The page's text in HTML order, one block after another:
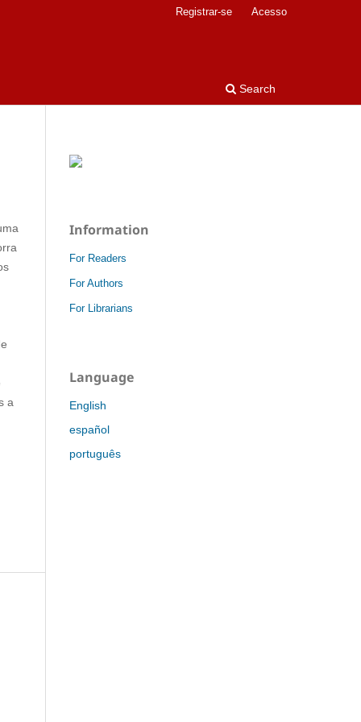
Search
Registrar-se Acesso
a
Information
For Readers
For Authors
For Librarians
Language
English
español
português